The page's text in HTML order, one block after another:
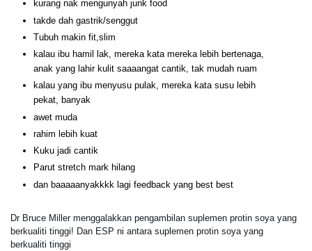
kurang nak mengunyah junk food
takde dah gastrik/senggut
Tubuh makin fit,slim
kalau ibu hamil lak, mereka kata mereka lebih bertenaga,
anak yang lahir kulit saaaangat cantik, tak mudah ruam
kalau yang ibu menyusu pulak, mereka kata susu lebih
pekat, banyak
awet muda
rahim lebih kuat
Kuku jadi cantik
Parut stretch mark hilang
dan baaaaanyakkkk lagi feedback yang best best
Dr Bruce Miller menggalakkan pengambilan suplemen protin soya yang
berkualiti tinggi! Dan ESP ni antara suplemen protin soya yang
berkualiti tinggi